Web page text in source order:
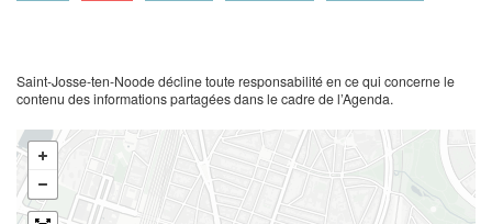
Saint-Josse-ten-Noode décline toute responsabilité en ce qui concerne le
contenu des informations partagées dans le cadre de l’Agenda.